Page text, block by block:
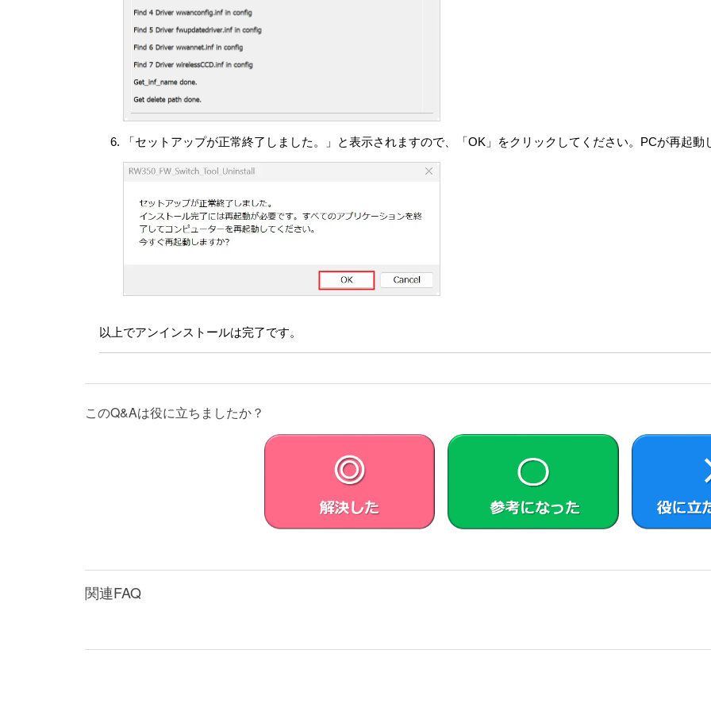
(ア) VAIOは、本目的の遂行のために、本情報を、VAIOが、本製品、許諾ソフトウェアまたは対象外ソフ
う第三者に開示し、共有できるものとします。
(イ) VAIOは、法令で要求され、または許容される範囲において、違法行為、犯罪行為その他の問題行為
は第三者の権利を守るために、本情報を保有し、利用し、警察・政府機関を含む第三者に開示することが
本情報は、本目的の遂行のために、お客さまの居住国外に送信され、処理、保管されることがあります。
本目的遂行のための業務を委託する第三者によって処理されます。それらの国においては、データ保護お
居住国の法律と同等でなく、本情報に関するお客さまの権利が制限される場合があります。VAIOは、本情
とを保証するのものではありません。
許諾ソフトウェアによって収集される本情報のみによっても、本情報をその他の情報と組み合わせること
mailアドレスなど、個人を特定する情報は含みません。VAIOのプライバシーポリシーについては、
第7条 （責任の範囲）
VAIOおよび原権利者は、許諾ソフトウェアにエラー、バグ等の不具合がないこと、若しくは許諾ソフトウ
め、許諾ソフトウェアの一部を書き換えるソフトウェア若しくはバージョンアップの提供による許諾ソフ
換または許諾ソフトウェア中の他社製ソフトウェアについての問い合わせ先の通知を行うことがあります
許諾ソフトウェアの稼動が依存する、許諾ソフトウェア以外の製品、ソフトウェアまたはネットワークサ
許諾ソフトウェアにはVAIOまたはVAIOの指定する第三者のサーバーに本製品を接続した際に許諾ソフト
で且つお客さまがアップデートの実行を拒否した場合、お客さまによる許諾ソフトウェアの使用に関して
お客さまに対するVAIOおよび原権利者の損害賠償責任は、当該損害がVAIOまたは原権利者の故意または
まに直接且つ現実に生じた通常の損害に限定され且つお客さまが証明する本製品の購入代金を上限としま
VAIOは許諾ソフトウェアに不具合がないことや許諾ソフトウェアが中断なく稼働することを保証しません。
ソフトウェアの不具合や中断が生命、身体への危険、有体物または環境に対する重大な損害に繋がる用途（例
性が要求される用途に合致することを一切保証しません。
第9条（第三者に対する責任）
「セットアップが正常終了しました。」と表示されますので、「OK」をクリックしてください。PCが再起動
以上でアンインストールは完了です。
このQ&Aは役に立ちましたか？
関連FAQ